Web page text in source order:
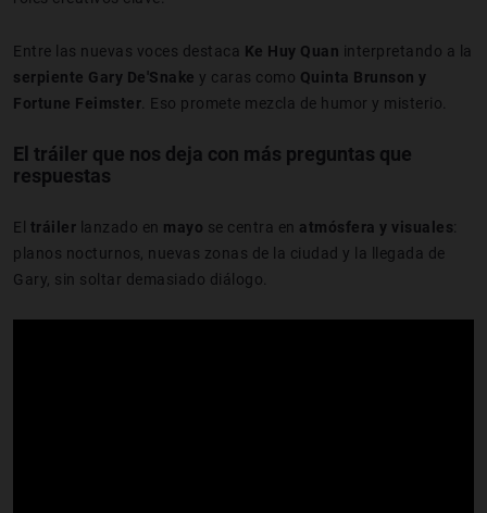
Entre las nuevas voces destaca Ke Huy Quan interpretando a la
serpiente Gary De'Snake y caras como Quinta Brunson y
Fortune Feimster . Eso promete mezcla de humor y misterio.
El tráiler que nos deja con más preguntas que
respuestas
El tráiler lanzado en mayo se centra en atmósfera y visuales:
planos nocturnos, nuevas zonas de la ciudad y la llegada de
Gary, sin soltar demasiado diálogo.